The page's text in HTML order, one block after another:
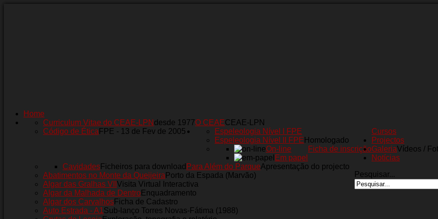
Home
O CEAECEAE-LPN
Curriculum Vitae do CEAE-LPN desde 1977
Código de Ética FPE - 13 de Fev de 2005 Cursos
Espeleologia Nível I FPE
Espeleologia Nível II FPE Homologado
Ficha de inscrição
On-line
Em papel
Projectos
Para Além do ParqueApresentação do projecto
CavidadesFicheiros para download
Abatimentos no Monte da Queijeira Porto da Espada (Marvão)
Algar das Gralhas VII Visita Virtual Interactiva
Algar da Malhada de DentroEnquadramento
Algar dos CarvalhosFicha de Cadastro
Auto Estrada - A1Sub-lanço Torres Novas-Fátima (1988)
GaleriaVídeos /
Notícias
Pesquisar...